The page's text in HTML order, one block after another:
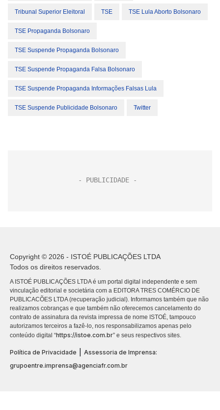
Tribunal Superior Eleitoral TSE TSE Lula Aborto Bolsonaro
TSE Propaganda Bolsonaro
TSE Suspende Propaganda Bolsonaro
TSE Suspende Propaganda Falsa Bolsonaro
TSE Suspende Propaganda Informações Falsas Lula
TSE Suspende Publicidade Bolsonaro Twitter
Copyright © 2026 - ISTOÉ PUBLICAÇÕES LTDA
Todos os direitos reservados.
A ISTOÉ PUBLICAÇÕES LTDA é um portal digital independente e sem
vinculação editorial e societária com a EDITORA TRES COMÉRCIO DE
PUBLICACÕES LTDA (recuperação judicial). Informamos também que não
realizamos cobranças e que também não oferecemos cancelamento do
contrato de assinatura da revista impressa de nome ISTOÉ, tampouco
autorizamos terceiros a fazê-lo, nos responsabilizamos apenas pelo
conteúdo digital “https://istoe.com.br” e seus respectivos sites.
Política de Privacidade
Assessoria de Imprensa:
grupoentre.imprensa@agenciafr.com.br